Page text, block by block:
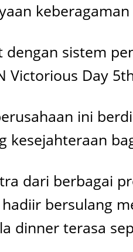
sistem
Victorious Day
ini
kesejahteraan
dari berbagai
bersulang
dinner terasa